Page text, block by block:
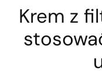
Krem z